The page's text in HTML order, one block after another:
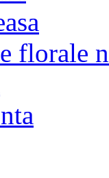
florale